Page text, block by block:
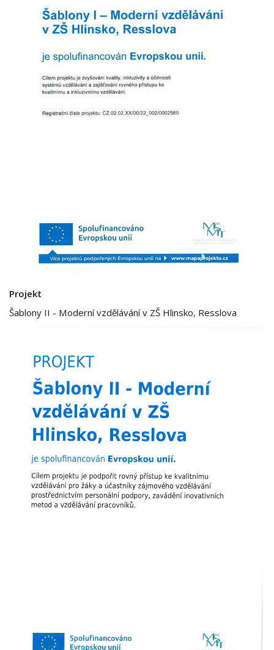
Projekt
Šablony II - Moderní vzdělávání v ZŠ Hlinsko, Resslova